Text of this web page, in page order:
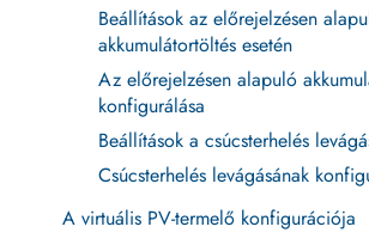
Beállítások az előrejelzésen
akkumulátortöltés esetén
Az előrejelzésen alapuló
konfigurálása
Beállítások a csúcsterhelés
Csúcsterhelés levágásának
A virtuális PV-termelő konfigurációja